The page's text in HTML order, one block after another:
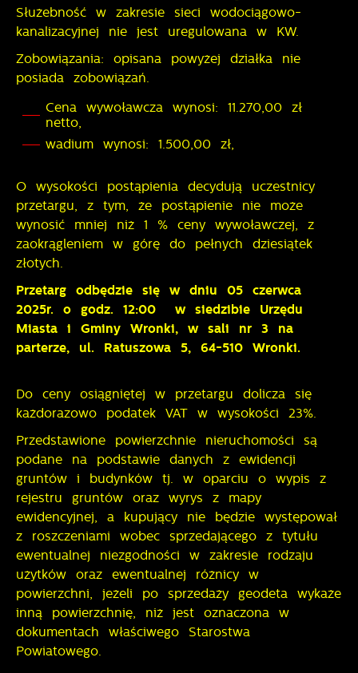
Służebność w zakresie sieci wodociągowo-
kanalizacyjnej nie jest uregulowana w KW.
Zobowiązania: opisana powyżej działka nie
posiada zobowiązań.
Cena wywoławcza wynosi: 11.270,00 zł
netto,
wadium wynosi: 1.500,00 zł,
O wysokości postąpienia decydują uczestnicy
przetargu, z tym, że postąpienie nie może
wynosić mniej niż 1 % ceny wywoławczej, z
zaokrągleniem w górę do pełnych dziesiątek
złotych.
Przetarg odbędzie się w dniu 05 czerwca
2025r. o godz. 12:00 w siedzibie Urzędu
Miasta i Gminy Wronki, w sali nr 3 na
parterze, ul. Ratuszowa 5, 64-510 Wronki.
Do ceny osiągniętej w przetargu dolicza się
każdorazowo podatek VAT w wysokości 23%.
Przedstawione powierzchnie nieruchomości są
podane na podstawie danych z ewidencji
gruntów i budynków tj. w oparciu o wypis z
rejestru gruntów oraz wyrys z mapy
ewidencyjnej, a kupujący nie będzie występował
z roszczeniami wobec sprzedającego z tytułu
ewentualnej niezgodności w zakresie rodzaju
użytków oraz ewentualnej różnicy w
powierzchni, jeżeli po sprzedaży geodeta wykaże
inną powierzchnię, niż jest oznaczona w
dokumentach właściwego Starostwa
Powiatowego.